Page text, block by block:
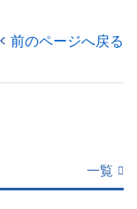
前のページへ戻る
一覧